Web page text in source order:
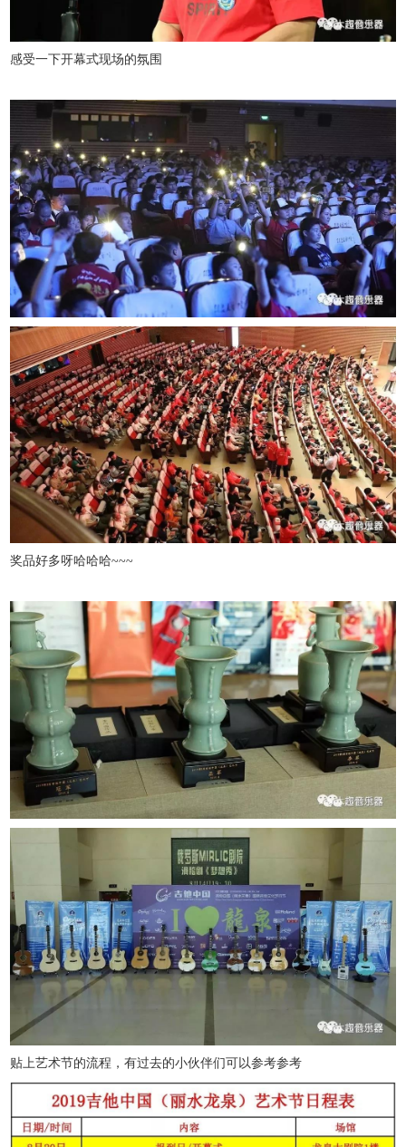
感受一下开幕式现场的氛围
奖品好多呀哈哈哈~~~
贴上艺术节的流程，有过去的小伙伴们可以参考参考